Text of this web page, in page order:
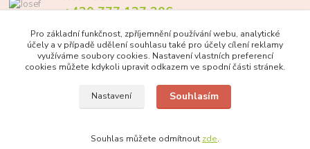
+420 777 137 206
info@prozdraviaradost.cz
Pro základní funkčnost, zpříjemnění používání webu, analytické
účely a v případě udělení souhlasu také pro účely cílení reklamy
využíváme soubory cookies. Nastavení vlastních preferencí
cookies můžete kdykoli upravit odkazem ve spodní části stránek.
Nastavení Souhlasím
Souhlas můžete odmítnout zde.